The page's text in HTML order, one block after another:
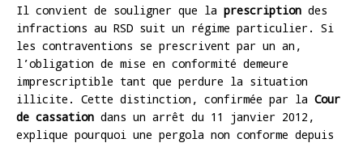
Il convient de souligner que la prescription des
infractions au RSD suit un régime particulier. Si
les contraventions se prescrivent par un an,
l’obligation de mise en conformité demeure
imprescriptible tant que perdure la situation
illicite. Cette distinction, confirmée par la Cour
de cassation dans un arrêt du 11 janvier 2012,
explique pourquoi une pergola non conforme depuis